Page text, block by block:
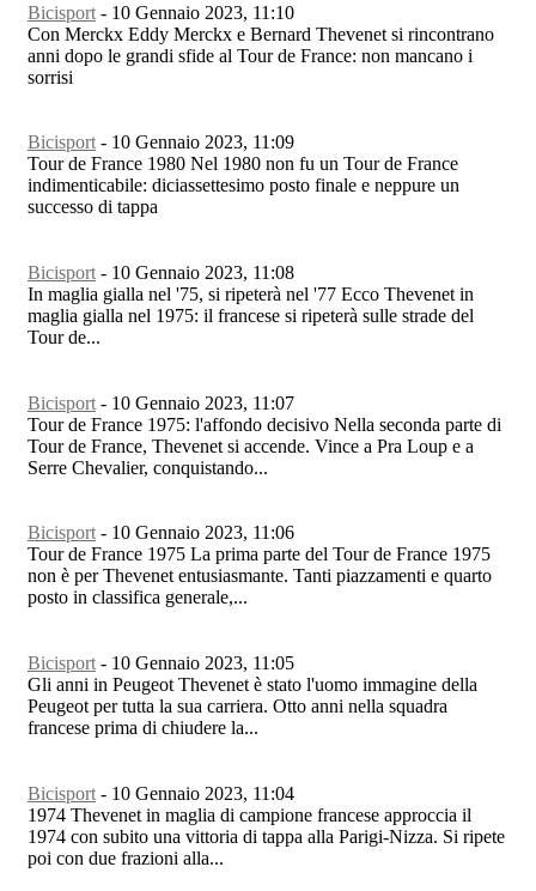
Bicisport - 10 Gennaio 2023, 11:10
Con Merckx Eddy Merckx e Bernard Thevenet si rincontrano
anni dopo le grandi sfide al Tour de France: non mancano i
sorrisi
Bicisport - 10 Gennaio 2023, 11:09
Tour de France 1980 Nel 1980 non fu un Tour de France
indimenticabile: diciassettesimo posto finale e neppure un
successo di tappa
Bicisport - 10 Gennaio 2023, 11:08
In maglia gialla nel '75, si ripeterà nel '77 Ecco Thevenet in
maglia gialla nel 1975: il francese si ripeterà sulle strade del
Tour de...
Bicisport - 10 Gennaio 2023, 11:07
Tour de France 1975: l'affondo decisivo Nella seconda parte di
Tour de France, Thevenet si accende. Vince a Pra Loup e a
Serre Chevalier, conquistando...
Bicisport - 10 Gennaio 2023, 11:06
Tour de France 1975 La prima parte del Tour de France 1975
non è per Thevenet entusiasmante. Tanti piazzamenti e quarto
posto in classifica generale,...
Bicisport - 10 Gennaio 2023, 11:05
Gli anni in Peugeot Thevenet è stato l'uomo immagine della
Peugeot per tutta la sua carriera. Otto anni nella squadra
francese prima di chiudere la...
Bicisport - 10 Gennaio 2023, 11:04
1974 Thevenet in maglia di campione francese approccia il
1974 con subito una vittoria di tappa alla Parigi-Nizza. Si ripete
poi con due frazioni alla...